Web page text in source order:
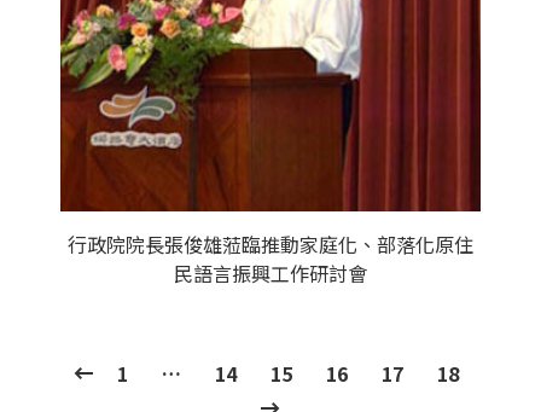
行政院院長張俊雄蒞臨推動家庭化、部落化原住
民語言振興工作研討會
1 … 14 15 16 17 18